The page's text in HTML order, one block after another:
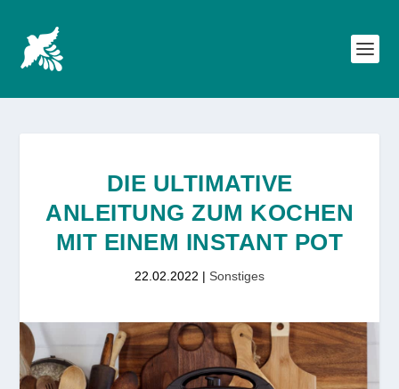
DIE ULTIMATIVE
ANLEITUNG ZUM KOCHEN
MIT EINEM INSTANT POT
22.02.2022 | Sonstiges